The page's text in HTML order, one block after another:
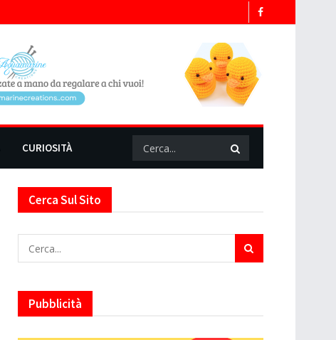
CURIOSITÀ
Cerca Sul Sito
Pubblicità